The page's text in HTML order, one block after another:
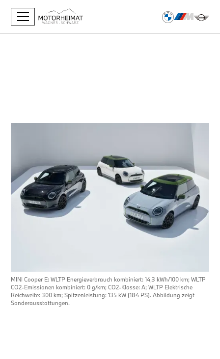
MINI Cooper E: WLTP Energieverbrauch kombiniert: 14,3 kWh/100 km; WLTP
CO2-Emissionen kombiniert: 0 g/km; CO2-Klasse: A; WLTP Elektrische
Reichweite: 300 km; Spitzenleistung: 135 kW (184 PS). Abbildung zeigt
Sonderausstattungen.